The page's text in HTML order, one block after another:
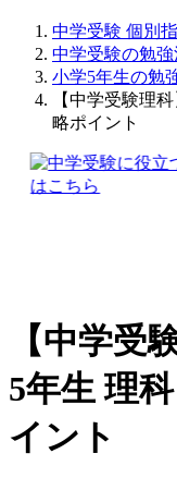
中学受験 個別
中学受験の勉強
小学5年生の勉
【中学受験理
略ポイント
【中学受
5年生 理
イント